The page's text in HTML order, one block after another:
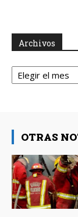
Archivos
Archivos
OTRAS